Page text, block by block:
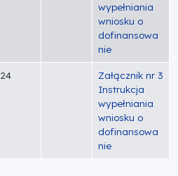
wypełniania
wniosku o
dofinansowa
nie
Załącznik nr 3
Instrukcja
wypełniania
wniosku o
dofinansowa
nie